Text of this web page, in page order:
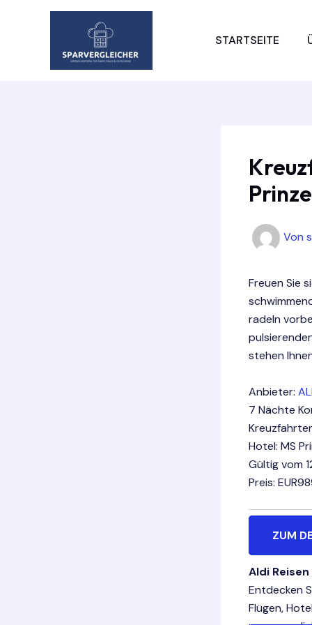
STARTSEITE
Von
Freuen Sie
radeln
stehen
Anbieter:
7 Nächte
Hotel: MS
Gültig vom
Preis:
ZUM
Aldi Reisen
Entdecken
Flügen,